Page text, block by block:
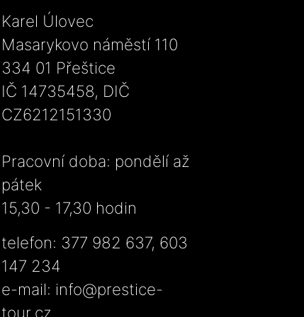
Karel Úlovec
Masarykovo náměstí 110
334 01 Přeštice
IČ 14735458, DIČ
CZ6212151330
Pracovní doba: pondělí až
pátek
15,30 - 17,30 hodin
telefon: 377 982 637, 603
147 234
e-mail: info@prestice-
tour.cz